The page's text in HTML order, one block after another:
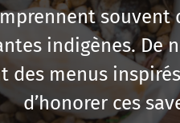
indigènes.
des menus
d’honorer ces